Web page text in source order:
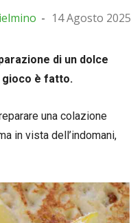
- 14 Agosto 2025
di un dolce
gioco è fatto.
una colazione
in vista dell’indomani,